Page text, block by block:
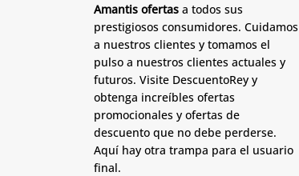
Amantis ofertas a todos sus
prestigiosos consumidores. Cuidamos
a nuestros clientes y tomamos el
pulso a nuestros clientes actuales y
futuros. Visite DescuentoRey y
obtenga increíbles ofertas
promocionales y ofertas de
descuento que no debe perderse.
Aquí hay otra trampa para el usuario
final.